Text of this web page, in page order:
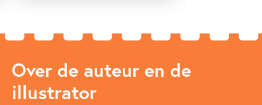
Over de auteur en de
illustrator